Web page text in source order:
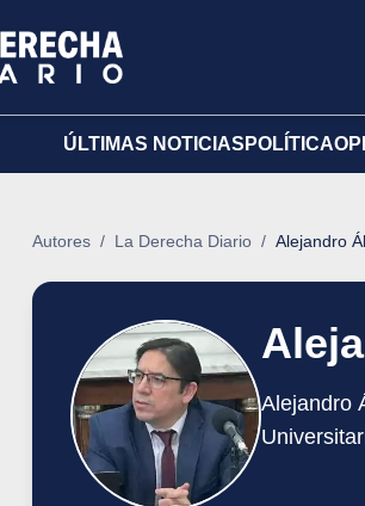
ÚLTIMAS NOTICIAS POLÍTICA
Autores / La Derecha Diario / Alejandro
Alejandro